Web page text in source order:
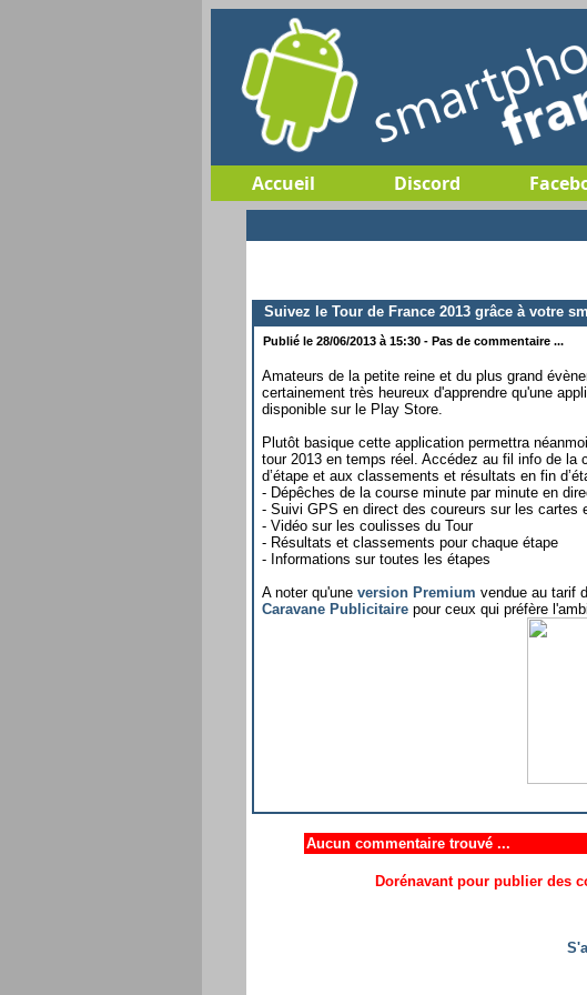
Accueil Discord
Suivez le Tour de France 2013 grâce à votre
Publié le 28/06/2013 à 15:30 - Pas de commentaire ...
Amateurs de la petite reine et du plus grand
certainement très heureux d'apprendre qu'une
disponible sur le Play Store.
Plutôt basique cette application permettra
tour 2013 en temps réel. Accédez au fil info de
d’étape et aux classements et résultats en fin
- Dépêches de la course minute par minute en
- Suivi GPS en direct des coureurs sur les cartes
- Vidéo sur les coulisses du Tour
- Résultats et classements pour chaque étape
- Informations sur toutes les étapes
A noter qu'une version Premium vendue au tarif
Caravane Publicitaire pour ceux qui préfère
Aucun commentaire trouvé ...
Dorénavant pour publier des